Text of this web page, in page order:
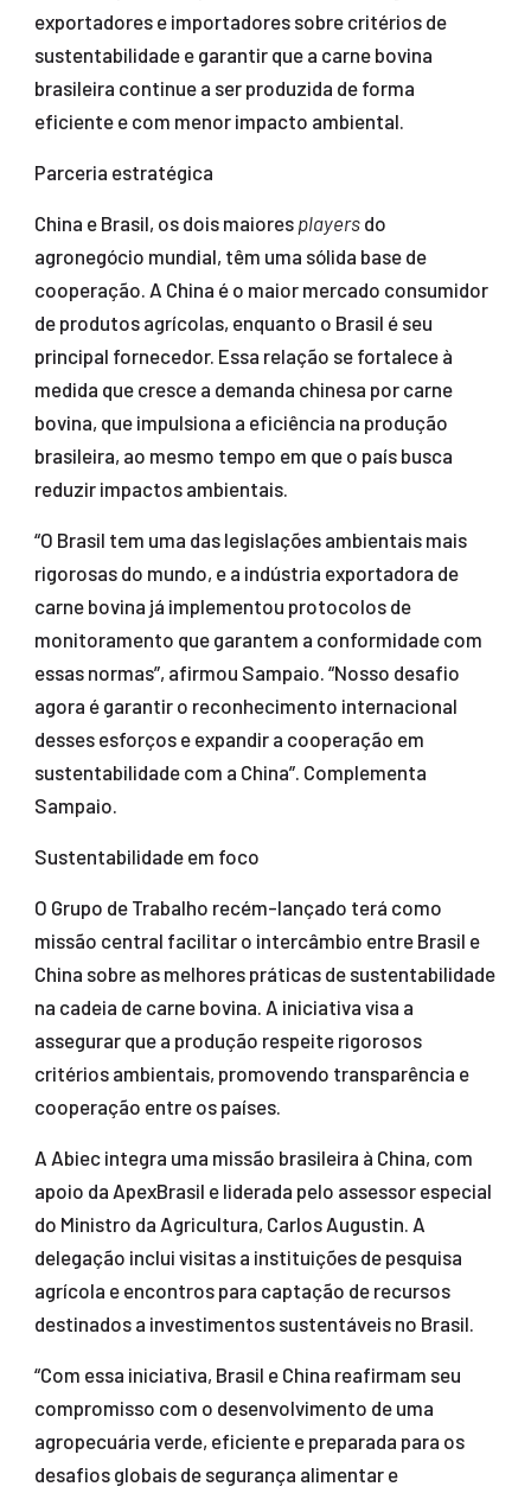
exportadores e importadores sobre critérios de
sustentabilidade e garantir que a carne bovina
brasileira continue a ser produzida de forma
eficiente e com menor impacto ambiental.
Parceria estratégica
China e Brasil, os dois maiores playersdo
agronegócio mundial, têm uma sólida base de
cooperação. A China é o maior mercado consumidor
de produtos agrícolas, enquanto o Brasil é seu
principal fornecedor. Essa relação se fortalece à
medida que cresce a demanda chinesa por carne
bovina, que impulsiona a eficiência na produção
brasileira, ao mesmo tempo em que o país busca
reduzir impactos ambientais.
“O Brasil tem uma das legislações ambientais mais
rigorosas do mundo, e a indústria exportadora de
carne bovina já implementou protocolos de
monitoramento que garantem a conformidade com
essas normas”, afirmou Sampaio. “Nosso desafio
agora é garantir o reconhecimento internacional
desses esforços e expandir a cooperação em
sustentabilidade com a China”. Complementa
Sampaio.
Sustentabilidade em foco
O Grupo de Trabalho recém-lançado terá como
missão central facilitar o intercâmbio entre Brasil e
China sobre as melhores práticas de sustentabilidade
na cadeia de carne bovina. A iniciativa visa a
assegurar que a produção respeite rigorosos
critérios ambientais, promovendo transparência e
cooperação entre os países.
A Abiec integra uma missão brasileira à China, com
apoio da ApexBrasil e liderada pelo assessor especial
do Ministro da Agricultura, Carlos Augustin. A
delegação inclui visitas a instituições de pesquisa
agrícola e encontros para captação de recursos
destinados a investimentos sustentáveis no Brasil.
“Com essa iniciativa, Brasil e China reafirmam seu
compromisso com o desenvolvimento de uma
agropecuária verde, eficiente e preparada para os
desafios globais de segurança alimentar e